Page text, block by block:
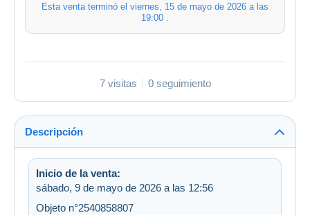
Esta venta terminó el viernes, 15 de mayo de 2026 a las
19:00
7 visitas 0 seguimiento
Descripción
Inicio de la venta:
sábado, 9 de mayo de 2026 a las 12:56
Objeto n°2540858807